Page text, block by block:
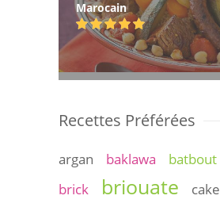
Marocain
Recettes Préférées
argan baklawa batbout
brick
briouate
cake